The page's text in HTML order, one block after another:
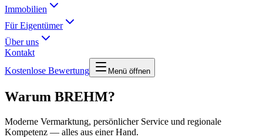
Immobilien
Für Eigentümer
Über uns
Kontakt
Kostenlose Bewertung
Menü öffnen
Warum BREHM?
Moderne Vermarktung, persönlicher Service und regionale
Kompetenz — alles aus einer Hand.